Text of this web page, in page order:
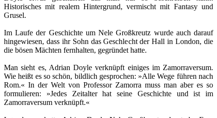
Historisches mit realem Hintergrund, vermischt mit Fantasy und
Grusel.
Im Laufe der Geschichte um Nele Großkreutz wurde auch darauf
hingewiesen, dass ihr Sohn das Geschlecht der Hall in London, die
die bösen Mächten fernhalten, gegründet hatte.
Man sieht es, Adrian Doyle verknüpft einiges im Zamorraversum.
Wie heißt es so schön, bildlich gesprochen: »Alle Wege führen nach
Rom.« In der Welt von Professor Zamorra muss man aber es so
formulieren: »Jedes Zeitalter hat seine Geschichte und ist im
Zamorraversum verknüpft.«